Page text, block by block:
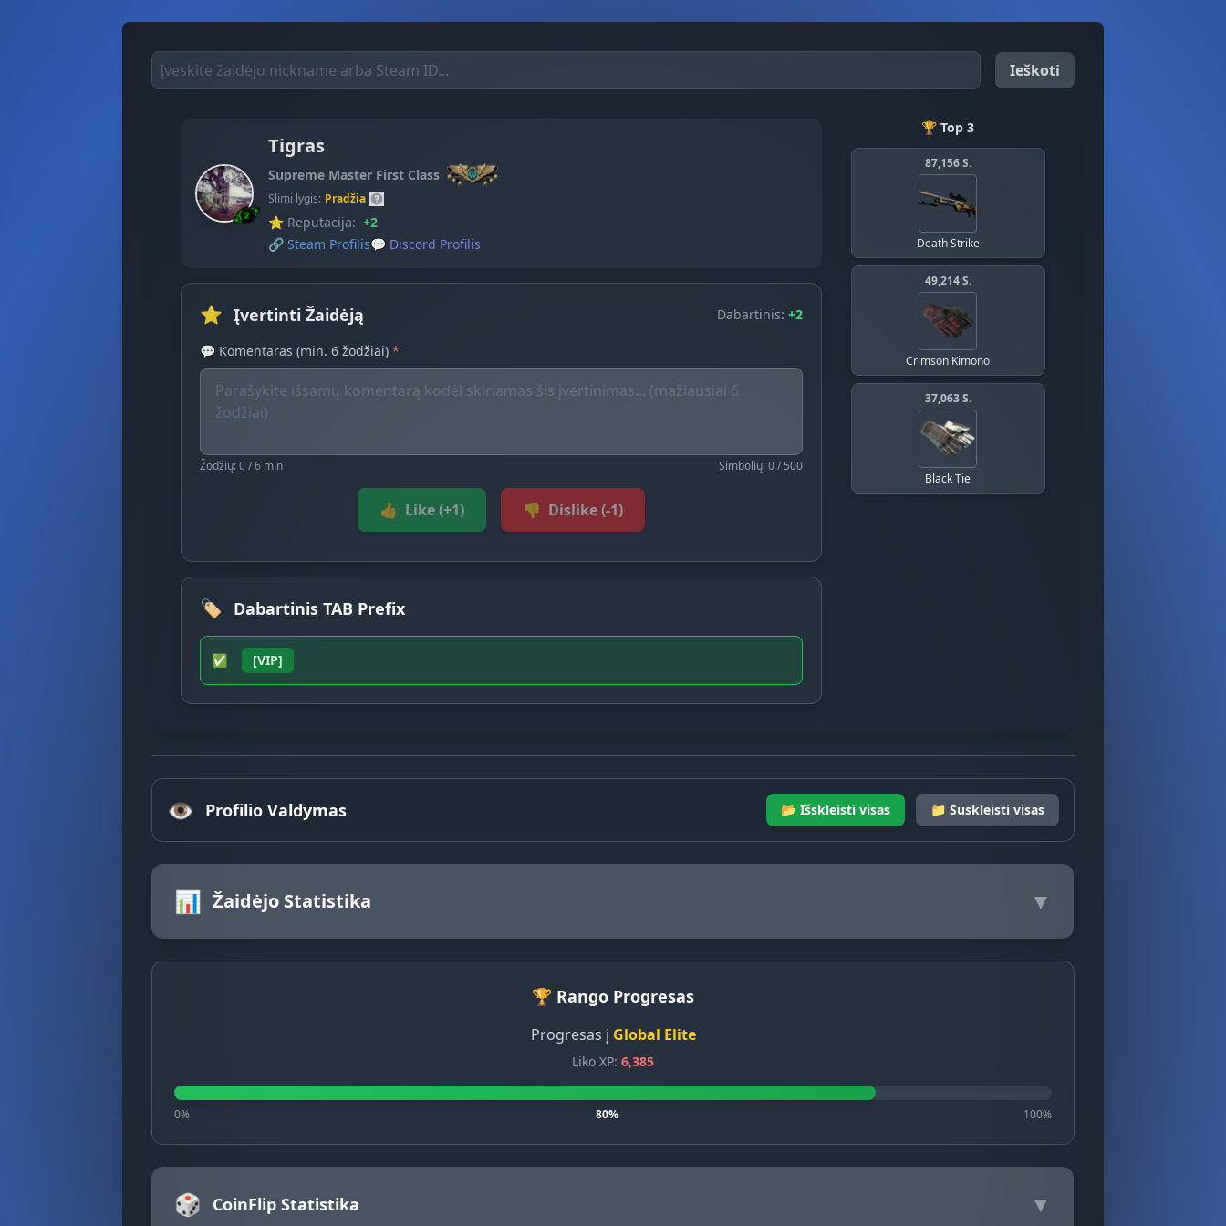
Ieškoti
Tigras
Supreme Master First Class
Slimi lygis: Pradžia
⭐ Reputacija: +2
🔗 Steam Profilis💬 Discord Profilis
⭐ Įvertinti Žaidėją Dabartinis: +2
💬 Komentaras (min. 6 žodžiai)*
Žodžių: 0 / 6 min Simbolių: 0 / 500
👍 Like (+1) 👎 Dislike (-1)
🏷️ Dabartinis TAB Prefix
✅ [VIP]
🏆 Top 3
87,156 S.
Death Strike
49,214 S.
Crimson Kimono
37,063 S.
Black Tie
👁️ Profilio Valdymas 📂 Išskleisti visas 📁 Suskleisti visas
📊 Žaidėjo Statistika ▼
🏆 Rango Progresas
Progresas į Global Elite
Liko XP: 6,385
0% 80% 100%
🎲 CoinFlip Statistika ▼